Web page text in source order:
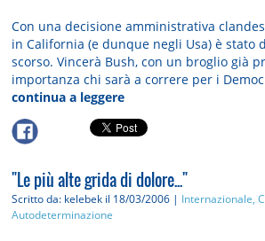
Con una decisione amministrativa
in California (e dunque negli Usa) è stato
scorso. Vincerà Bush, con un broglio già
importanza chi sarà a correre per i
continua a leggere
"Le più alte grida di dolore..."
Scritto da: kelebek il 18/03/2006 | Internazionale,
Autodeterminazione